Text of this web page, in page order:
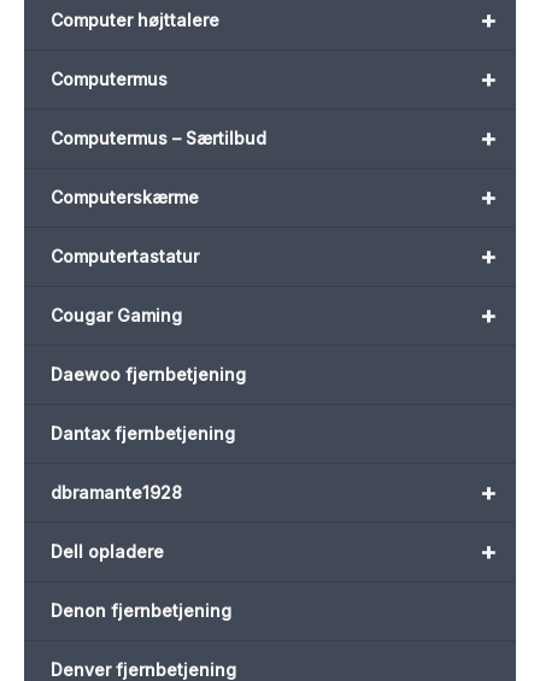
+
Computer højttalere
+
Computermus
+
Computermus – Særtilbud
+
Computerskærme
+
Computertastatur
+
Cougar Gaming
Daewoo fjernbetjening
Dantax fjernbetjening
+
dbramante1928
+
Dell opladere
Denon fjernbetjening
Denver fjernbetjening